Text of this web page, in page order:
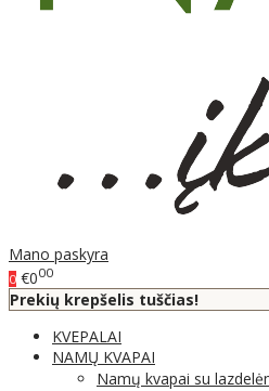
Mano paskyra
0 €000
Prekių krepšelis tuščias!
KVEPALAI
NAMŲ KVAPAI
Namų kvapai su